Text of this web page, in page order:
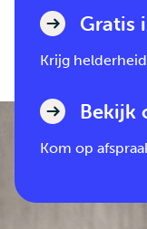
Gratis
Krijg
Bekijk
Kom op